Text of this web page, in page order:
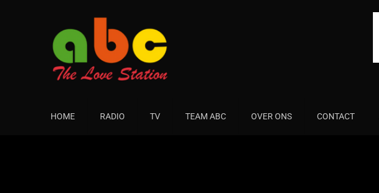
HOME RADIO TV TEAM ABC OVER ONS CONTACT